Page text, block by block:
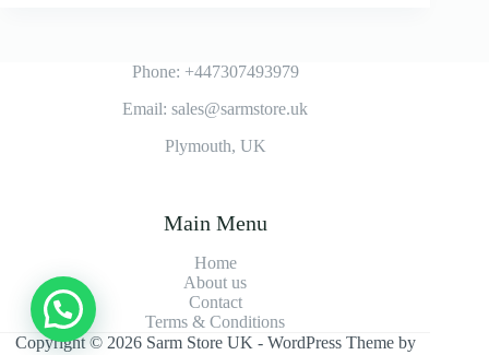
Phone: +447307493979
Email: sales@sarmstore.uk
Plymouth, UK
Main Menu
Home
About us
Contact
Terms & Conditions
Copyright © 2026 Sarm Store UK - WordPress Theme by